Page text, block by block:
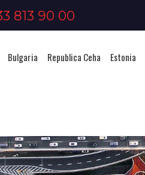
813 90 00
Bulgaria Republica Ceha Estonia